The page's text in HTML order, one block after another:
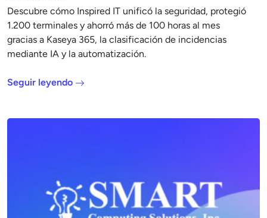
Descubre cómo Inspired IT unificó la seguridad, protegió
1.200 terminales y ahorró más de 100 horas al mes
gracias a Kaseya 365, la clasificación de incidencias
mediante IA y la automatización.
Seguir leyendo